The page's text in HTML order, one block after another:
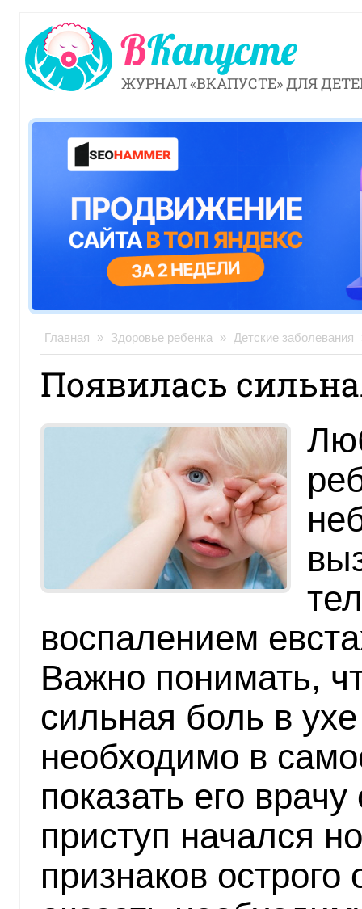
ЖУРНАЛ «ВКАПУСТЕ» ДЛЯ
Главная » Здоровье ребенка » Детские заболевания
Появилась
воспалением
Важно понимать,
сильная боль в
необходимо в
показать его
приступ начался
признаков